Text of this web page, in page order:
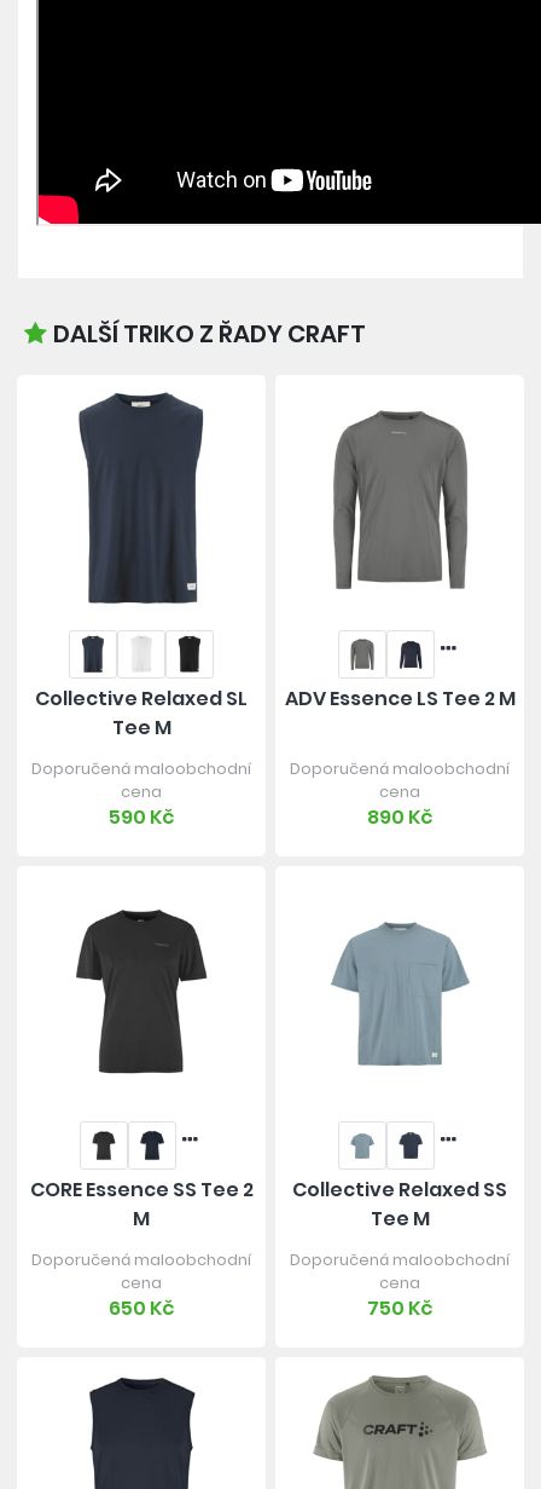
DALŠÍ TRIKO Z ŘADY CRAFT
Collective Relaxed SL
Tee M
Doporučená maloobchodní
cena
590 Kč
ADV Essence LS Tee 2 M
Doporučená maloobchodní
cena
890 Kč
CORE Essence SS Tee 2
M
Doporučená maloobchodní
cena
650 Kč
Collective Relaxed SS
Tee M
Doporučená maloobchodní
cena
750 Kč